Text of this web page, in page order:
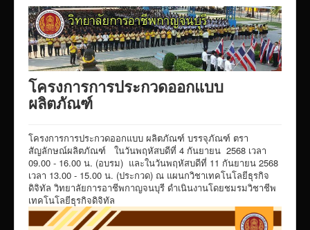
เก
ชั่น
Home
โปรแกรม ศธ02 ออนไลน์
Elearning_kicec
Facebookงานประชาสัมพันธ์
VTR แนะนำวิทยาลัย
ID-PLAN
พัสดุ/จัดซื่อจัดจ้าง
Link รวมระบบรายงานข้อมูลต่าง ๆ
ติดต่อวิทยาลัย
โครงการการประกวดออกแบบ
ผลิตภัณฑ์
โครงการการประกวดออกแบบ ผลิตภัณฑ์ บรรจุภัณฑ์ ตรา
สัญลักษณ์ผลิตภัณฑ์ ในวันพฤหัสบดีที่ 4 กันยายน 2568 เวลา
09.00 - 16.00 น. (อบรม) และในวันพฤหัสบดีที่ 11 กันยายน 2568
เวลา 13.00 - 15.00 น. (ประกวด) ณ แผนกวิชาเทคโนโลยีธุรกิจ
ดิจิทัล วิทยาลัยการอาชีพกาญจนบุรี ดำเนินงานโดยชมรมวิชาชีพ
เทคโนโลยีธุรกิจดิจิทัล